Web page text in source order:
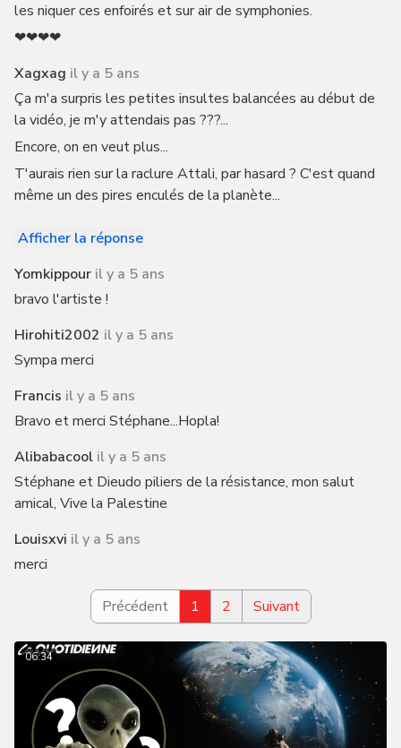
les niquer ces enfoirés et sur air de symphonies.
❤❤❤❤
Xagxag il y a 5 ans
Ça m'a surpris les petites insultes balancées au début de
la vidéo, je m'y attendais pas ???...
Encore, on en veut plus...
T'aurais rien sur la raclure Attali, par hasard ? C'est quand
même un des pires enculés de la planète...
Afficher la réponse
Yomkippour il y a 5 ans
bravo l'artiste !
Hirohiti2002 il y a 5 ans
Sympa merci
Francis il y a 5 ans
Bravo et merci Stéphane...Hopla!
Alibabacool il y a 5 ans
Stéphane et Dieudo piliers de la résistance, mon salut
amical, Vive la Palestine
Louisxvi il y a 5 ans
merci
Précédent 1 2 Suivant
06:34